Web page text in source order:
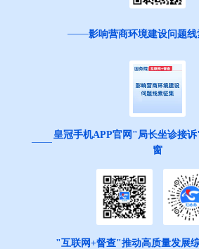
影响营商环境建设问题
皇冠手机APP官网"局长坐诊接
窗
"互联网+督查"推动高质量发展